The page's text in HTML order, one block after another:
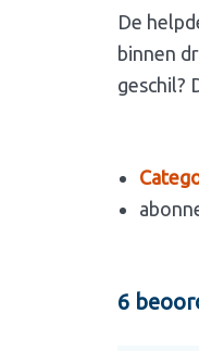
De
binnen
geschil?
6